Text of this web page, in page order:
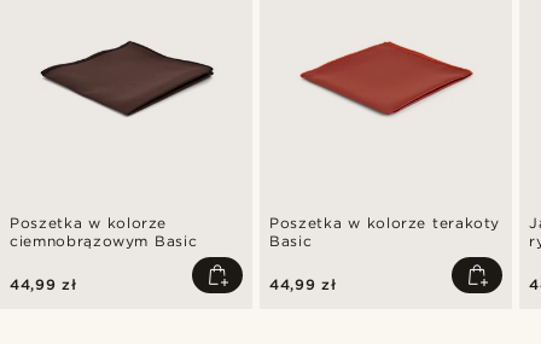
Poszetka w kolorze
ciemnobrązowym Basic
44,99 zł
Poszetka w kolorze terakoty
Basic
44,99 zł